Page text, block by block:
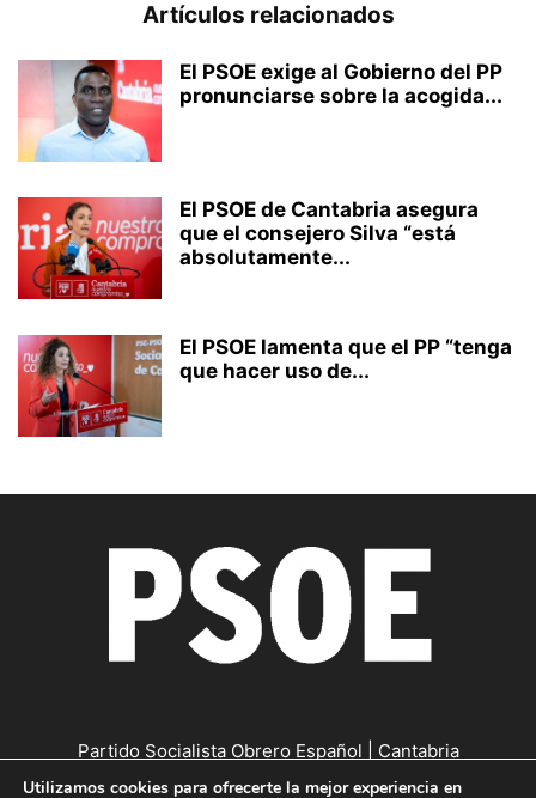
Artículos relacionados
El PSOE exige al Gobierno del PP
pronunciarse sobre la acogida...
El PSOE de Cantabria asegura
que el consejero Silva “está
absolutamente...
El PSOE lamenta que el PP “tenga
que hacer uso de...
Partido Socialista Obrero Español | Cantabria
Utilizamos cookies para ofrecerte la mejor experiencia en